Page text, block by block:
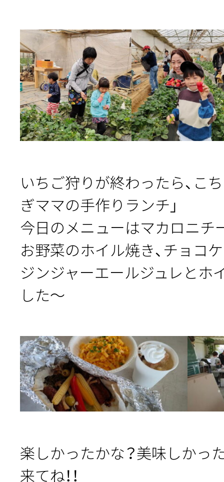
いちご狩りが終わったら、こ
ぎママの手作りランチ」
今日のメニューはマカロニチ
お野菜のホイル焼き、チョコ
ジンジャーエールジュレとホ
した～
楽しかったかな？美味しかっ
来てね！！